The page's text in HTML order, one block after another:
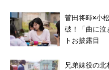
菅田将暉×小
破！「曲に泣
トお披露目
兄弟妹役の